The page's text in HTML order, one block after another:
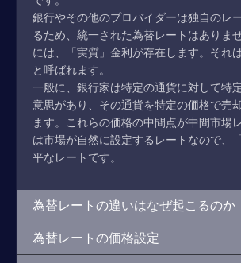
銀行やその他のプロバイダーは独自のレ
るため、統一された為替レートはありま
には、「実質」金利が存在します。それ
と呼ばれます。
一般に、銀行家は特定の通貨に対して特
意思があり、その通貨を特定の価格で売
ます。これらの価格の中間点が中間市場
は市場が自然に設定するレートなので、
平なレートです。
為替レートの違いはなぜ起こるのか
為替レートの価格設定